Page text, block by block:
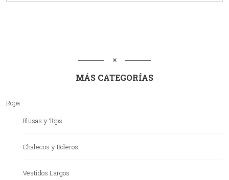
MÁS CATEGORÍAS
Ropa
Blusas y Tops
Chalecos y Boleros
Vestidos Largos